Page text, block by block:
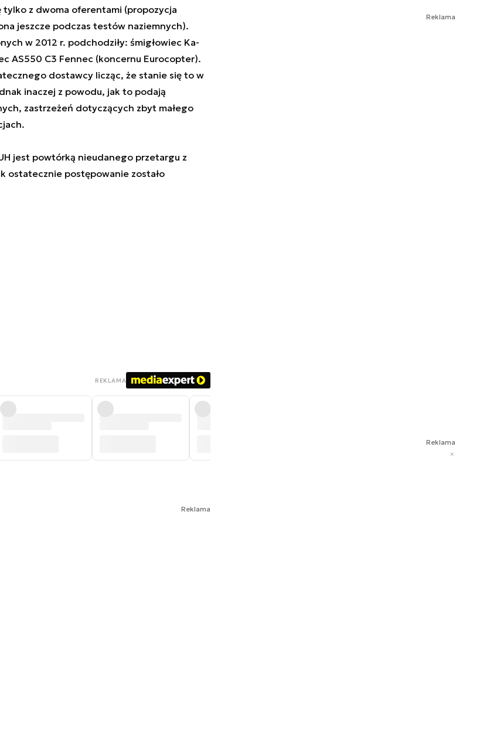
tylko z dwoma oferentami (propozycja
jeszcze podczas testów naziemnych).
w 2012 r. podchodziły: śmigłowiec Ka-
AS550 C3 Fennec (koncernu Eurocopter).
dostawcy licząc, że stanie się to w
inaczej z powodu, jak to podają
zastrzeżeń dotyczących zbyt małego
jest powtórką nieudanego przetargu z
ostatecznie postępowanie zostało
REKLAMA
Reklama
Reklama
Reklama